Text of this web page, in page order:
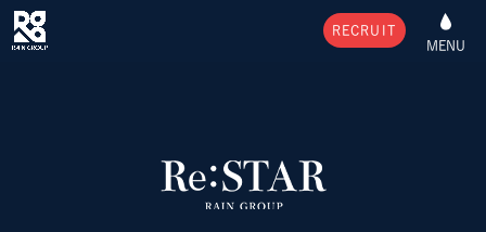
MENU
RECRUIT